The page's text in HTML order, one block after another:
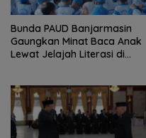
Bunda PAUD Banjarmasin
Gaungkan Minat Baca Anak
Lewat Jelajah Literasi di